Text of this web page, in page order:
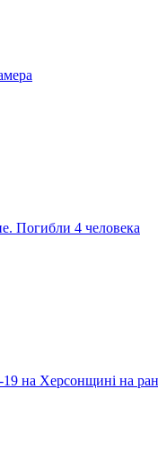
Погибли 4 человека
на Херсонщині на